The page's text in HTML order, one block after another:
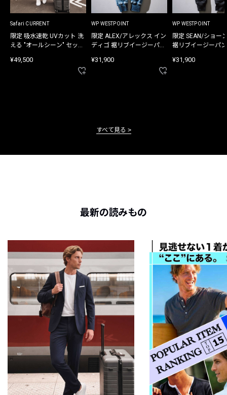
Safari CURRENT
限定 吸水速乾 UVカット 洗
える "オールシーン" セット
¥49,500
WP WESTPOINT
限定 ALEX/アレックス イン
ディゴ 裾リブイージーパン
¥31,900
WP WESTPOINT
限定 SEAN/ショー
裾リブイージーパ
¥31,900
すべて見る
最新の読みもの